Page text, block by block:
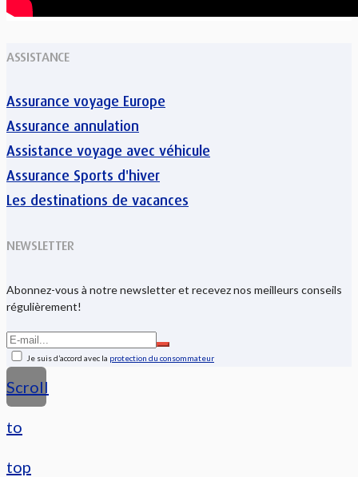
ASSISTANCE
Assurance voyage Europe
Assurance annulation
Assistance voyage avec véhicule
Assurance Sports d'hiver
Les destinations de vacances
NEWSLETTER
Abonnez-vous à notre newsletter et recevez nos meilleurs conseils
régulièrement!
Je suis d’accord avec la protection du consommateur
Scroll
to
top